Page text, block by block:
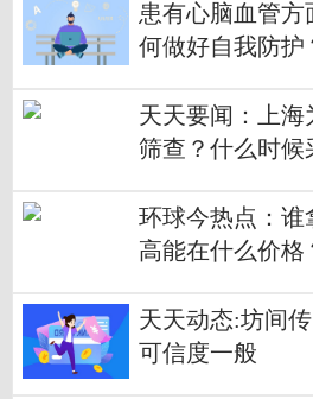
患有心脑血管方
何做好自我防护
天天要闻：上海
筛查？什么时候
环球今热点：谁
高能在什么价格
天天动态:坊间
可信度一般